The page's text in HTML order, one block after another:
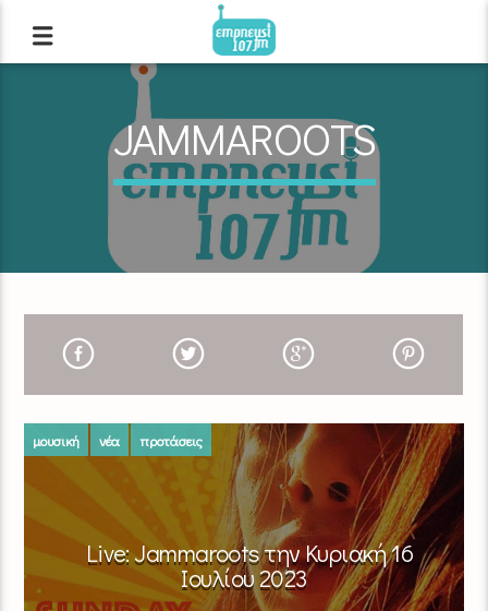
JAMMAROOTS
μουσική νέα προτάσεις
Live: Jammaroots την Κυριακή 16
Ιουλίου 2023